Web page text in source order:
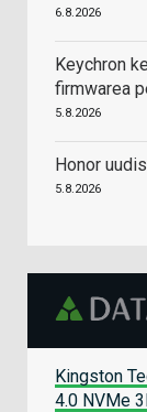
6.8.2026
Keychron
firmwarea
5.8.2026
Honor
5.8.2026
Kingston
4.0 NVMe